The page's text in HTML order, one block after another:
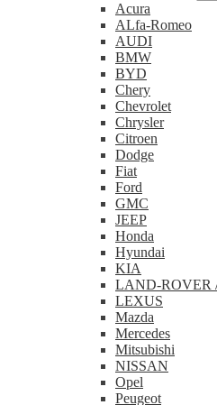
Acura
ALfa-Romeo
AUDI
BMW
BYD
Chery
Chevrolet
Chrysler
Citroen
Dodge
Fiat
Ford
GMC
JEEP
Honda
Hyundai
KIA
LAND-ROVER
LEXUS
Mazda
Mercedes
Mitsubishi
NISSAN
Opel
Peugeot